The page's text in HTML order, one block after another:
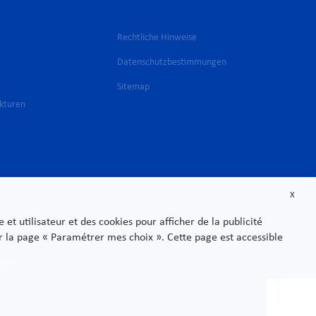
Rechtliche Hinweise
Datenschutzbestimmungen
Sitemap
X
et utilisateur et des cookies pour afficher de la publicité
page « Paramétrer mes choix ». Cette page est accessible